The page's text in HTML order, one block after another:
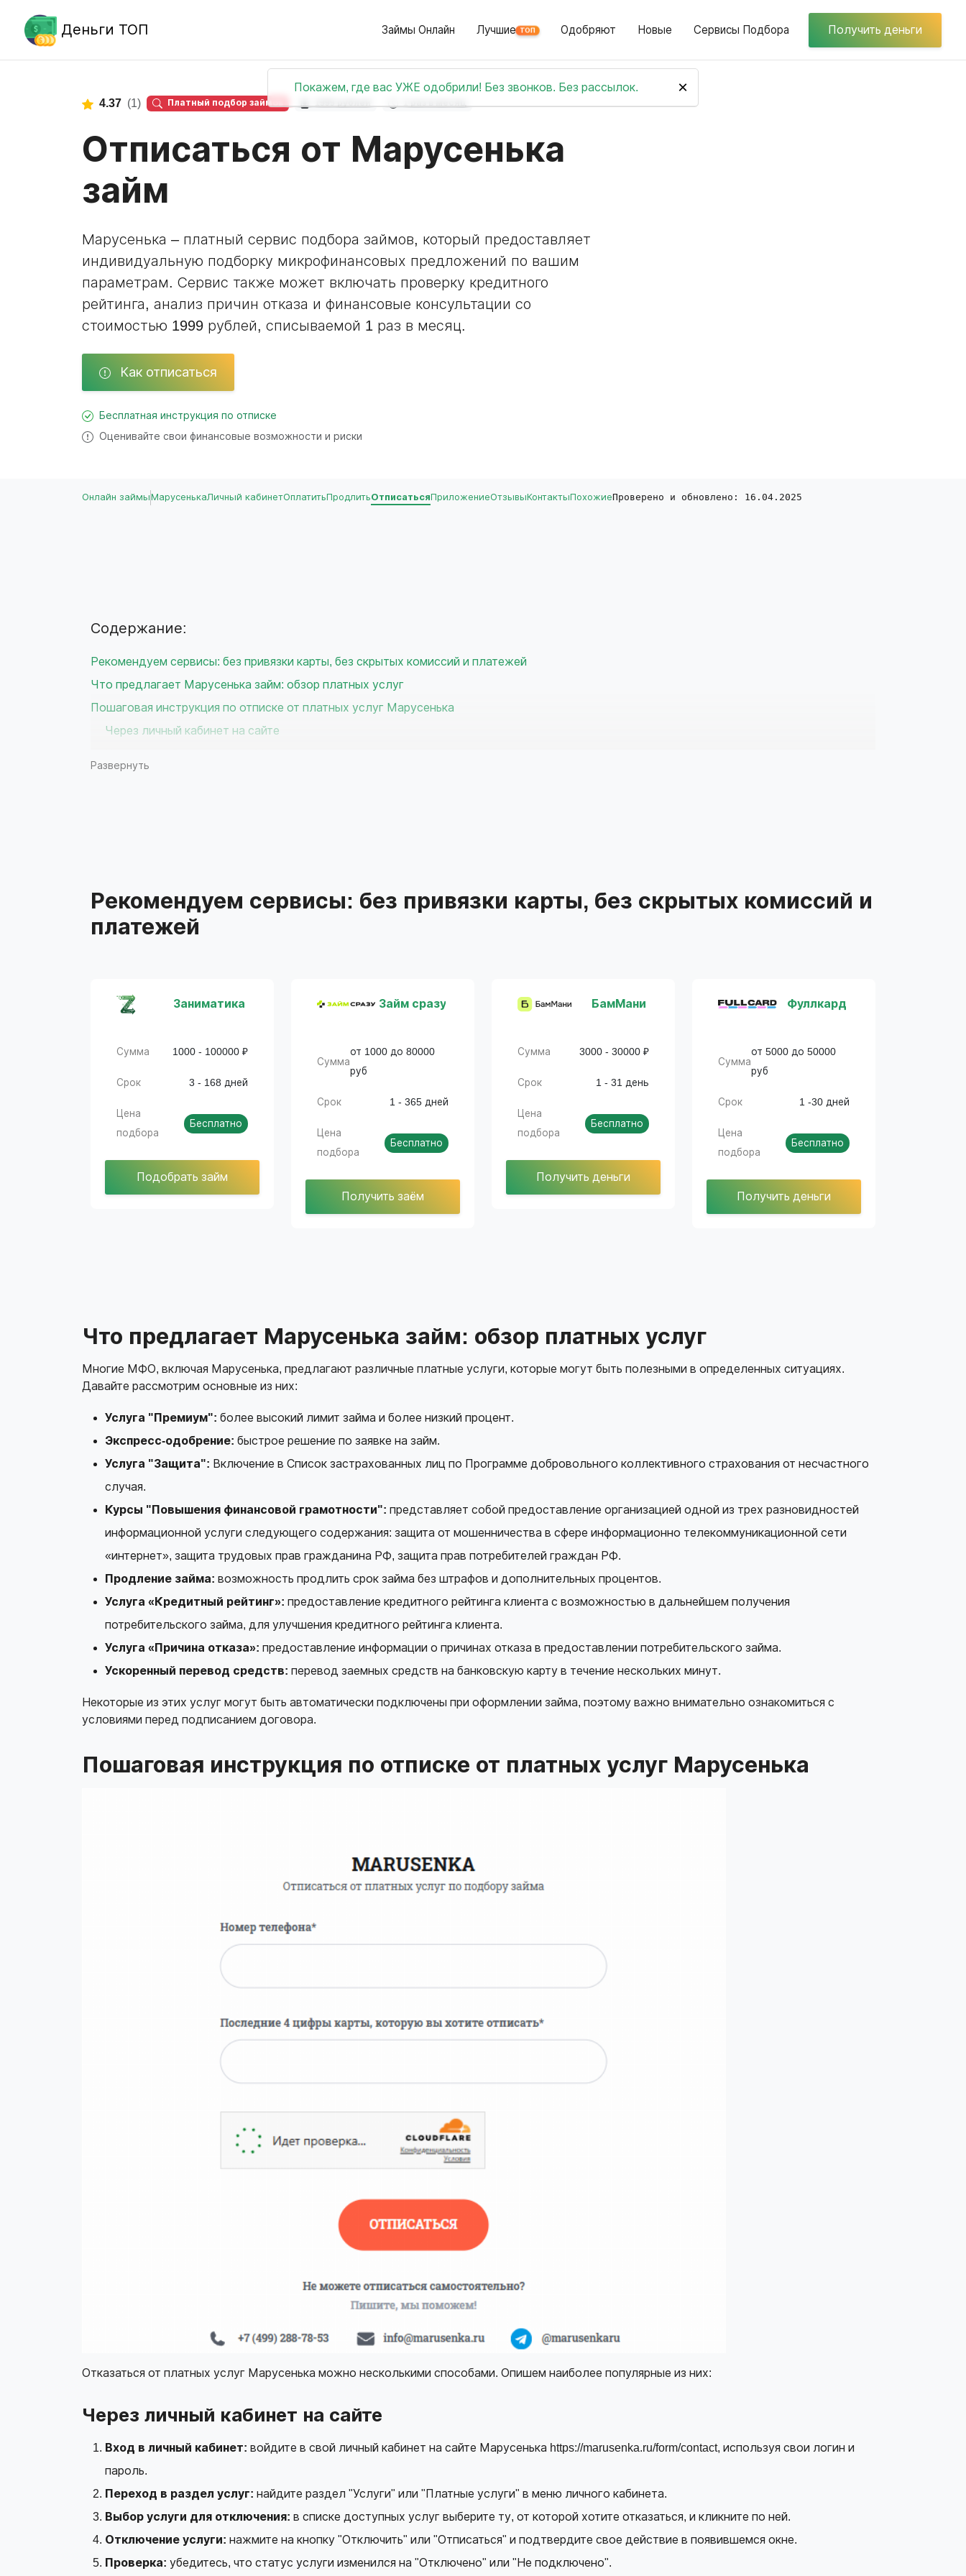
Покажем, где вас УЖЕ одобрили! Без звонков. Без рассылок. ×
Деньги ТОП Займы Онлайн Лучшие ТОП Одобряют Новые Сервисы Подбора Получить деньги
4.37 (1) Платный подбор займов
Отписаться от Марусенька
займ
Марусенька – платный сервис подбора займов, который предоставляет
индивидуальную подборку микрофинансовых предложений по вашим
параметрам. Сервис также может включать проверку кредитного
рейтинга, анализ причин отказа и финансовые консультации со
стоимостью 1999 рублей, списываемой 1 раз в месяц.
Как отписаться
Бесплатная инструкция по отписке
Оценивайте свои финансовые возможности и риски
Онлайн займыМарусенькаЛичный кабинетОплатитьПродлитьОтписатьсяПриложениеОтзывыКонтактыПохожиеПроверено и обновлено: 16.04.2025
Содержание:
Рекомендуем сервисы: без привязки карты, без скрытых комиссий и платежей
Что предлагает Марусенька займ: обзор платных услуг
Пошаговая инструкция по отписке от платных услуг Марусенька
Через личный кабинет на сайте
Развернуть
Рекомендуем сервисы: без привязки карты, без скрытых комиссий и
платежей
Заниматика
Сумма 1000 - 100000 ₽
Срок 3 - 168 дней
Цена
подбора
Бесплатно
Подобрать займ
Займ сразу
Сумма
от 1000 до 80000
руб
Срок 1 - 365 дней
Цена
подбора
Бесплатно
Получить заём
БамМани
Сумма 3000 - 30000 ₽
Срок 1 - 31 день
Цена
подбора
Бесплатно
Получить деньги
Фуллкард
Сумма
от 5000 до 50000
руб
Срок 1 -30 дней
Цена
подбора
Бесплатно
Получить деньги
Что предлагает Марусенька займ: обзор платных услуг
Многие МФО, включая Марусенька, предлагают различные платные услуги, которые могут быть полезными в определенных ситуациях.
Давайте рассмотрим основные из них:
Услуга "Премиум": более высокий лимит займа и более низкий процент.
Экспресс-одобрение: быстрое решение по заявке на займ.
Услуга "Защита": Включение в Список застрахованных лиц по Программе добровольного коллективного страхования от несчастного
случая.
Курсы "Повышения финансовой грамотности": представляет собой предоставление организацией одной из трех разновидностей
информационной услуги следующего содержания: защита от мошенничества в сфере информационно телекоммуникационной сети
«интернет», защита трудовых прав гражданина РФ, защита прав потребителей граждан РФ.
Продление займа: возможность продлить срок займа без штрафов и дополнительных процентов.
Услуга «Кредитный рейтинг»: предоставление кредитного рейтинга клиента с возможностью в дальнейшем получения
потребительского займа, для улучшения кредитного рейтинга клиента.
Услуга «Причина отказа»: предоставление информации о причинах отказа в предоставлении потребительского займа.
Ускоренный перевод средств: перевод заемных средств на банковскую карту в течение нескольких минут.
Некоторые из этих услуг могут быть автоматически подключены при оформлении займа, поэтому важно внимательно ознакомиться с
условиями перед подписанием договора.
Пошаговая инструкция по отписке от платных услуг Марусенька
Отказаться от платных услуг Марусенька можно несколькими способами. Опишем наиболее популярные из них:
Через личный кабинет на сайте
Вход в личный кабинет: войдите в свой личный кабинет на сайте Марусенька https://marusenka.ru/form/contact, используя свои логин и
пароль.
Переход в раздел услуг: найдите раздел "Услуги" или "Платные услуги" в меню личного кабинета.
Выбор услуги для отключения: в списке доступных услуг выберите ту, от которой хотите отказаться, и кликните по ней.
Отключение услуги: нажмите на кнопку "Отключить" или "Отписаться" и подтвердите свое действие в появившемся окне.
Проверка: убедитесь, что статус услуги изменился на "Отключено" или "Не подключено".